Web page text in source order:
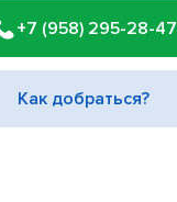
+7 (958) 295-28-47
Как добраться?